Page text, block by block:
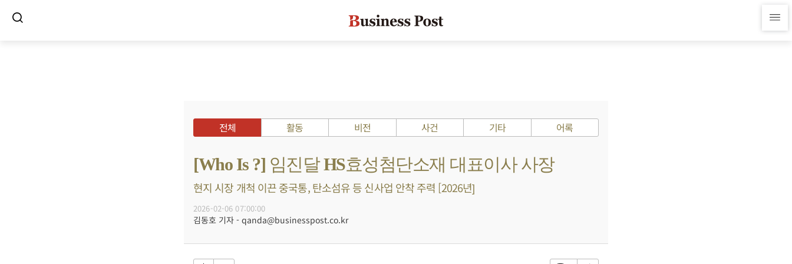
전체 활동 비전 사건 기타 어록
[Who Is ?] 임진달 HS효성첨단소재 대표이사 사장
현지 시장 개척 이끈 중국통, 탄소섬유 등 신사업 안착 주력 [2026년]
2026-02-06 07:00:00
김동호 기자 - qanda@businesspost.co.kr